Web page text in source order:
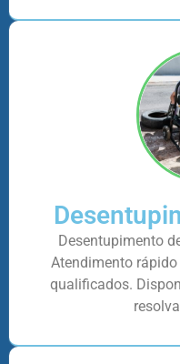
Desentupimento
Atendimento
qualificados.